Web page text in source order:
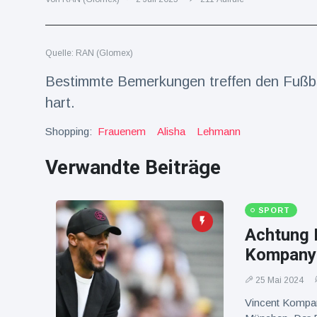
Reisen & Abenteuer (2252)
Neueste
Nachrichten
"Das alte
frustriert
Aus
16 Juli
78
Aufrufe
Sorge um
Jungstorch
nimmt
glückliche
Wendung
16 Juli
52
Aufrufe
Vor WM-
Finale:
Rauch-
Quelle: RAN (Glomex)
Bestimmte Bemerkungen treffen den
hart.
Shopping: Frauenem Alisha Lehmann
Verwandte Beiträge
SPORT
Achtung
25 Mai 2024
Vincent